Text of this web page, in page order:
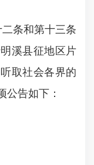
条和第十三条
溪县征地区片
取社会各界的
公告如下：